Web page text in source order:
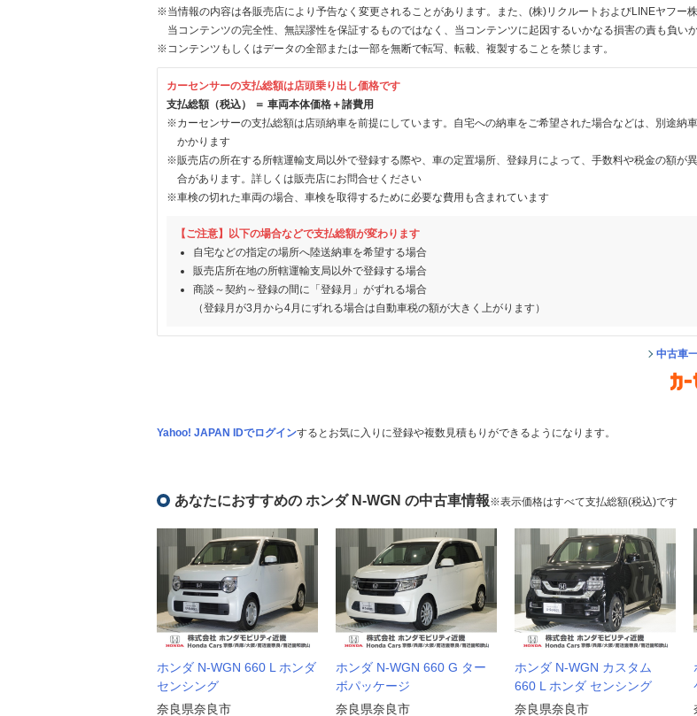
※当情報の内容は各販売店により予告なく変更されることがあります。また、(株)リクルートおよびLINEヤフー
当コンテンツの完全性、無誤謬性を保証するものではなく、当コンテンツに起因するいかなる損害の責も負いか
※コンテンツもしくはデータの全部または一部を無断で転写、転載、複製することを禁じます。
カーセンサーの支払総額は店頭乗り出し価格です
支払総額（税込） ＝ 車両本体価格＋諸費用
※カーセンサーの支払総額は店頭納車を前提にしています。自宅への納車をご希望された場合などは、別途納
かかります
※販売店の所在する所轄運輸支局以外で登録する際や、車の定置場所、登録月によって、手数料や税金の額が
合があります。詳しくは販売店にお問合せください
※車検の切れた車両の場合、車検を取得するために必要な費用も含まれています
【ご注意】以下の場合などで支払総額が変わります
自宅などの指定の場所へ陸送納車を希望する場合
販売店所在地の所轄運輸支局以外で登録する場合
商談～契約～登録の間に「登録月」がずれる場合
（登録月が3月から4月にずれる場合は自動車税の額が大きく上がります）
中古車
Yahoo! JAPAN IDでログインするとお気に入りに登録や複数見積もりができるようになります。
あなたにおすすめの ホンダ N-WGN の中古車情報※表示価格はすべて支払総額(税込)です
ホンダ N-WGN 660 L ホンダ
センシング
奈良県奈良市
ホンダ N-WGN 660 G ター
ボパッケージ
奈良県奈良市
ホンダ N-WGN カスタム
660 L ホンダ センシング
奈良県奈良市